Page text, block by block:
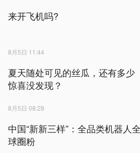
来开飞机吗?
8月5日 11:44
夏天随处可见的丝瓜，还有多少
惊喜没发现？
8月5日 08:28
中国“新新三样”：全品类机器人全
球圈粉